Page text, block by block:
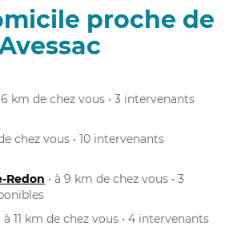
proche de
6 km de chez vous • 3 intervenants
de chez vous • 10 intervenants
Redon • à 9 km de chez vous • 3
à 11 km de chez vous • 4 intervenants